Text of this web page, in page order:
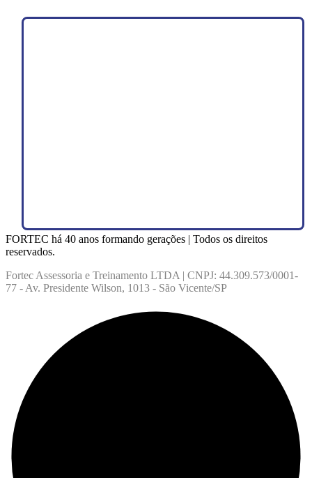
FORTEC há 40 anos formando gerações | Todos os direitos
reservados.
Fortec Assessoria e Treinamento LTDA | CNPJ: 44.309.573/0001-
77 - Av. Presidente Wilson, 1013 - São Vicente/SP